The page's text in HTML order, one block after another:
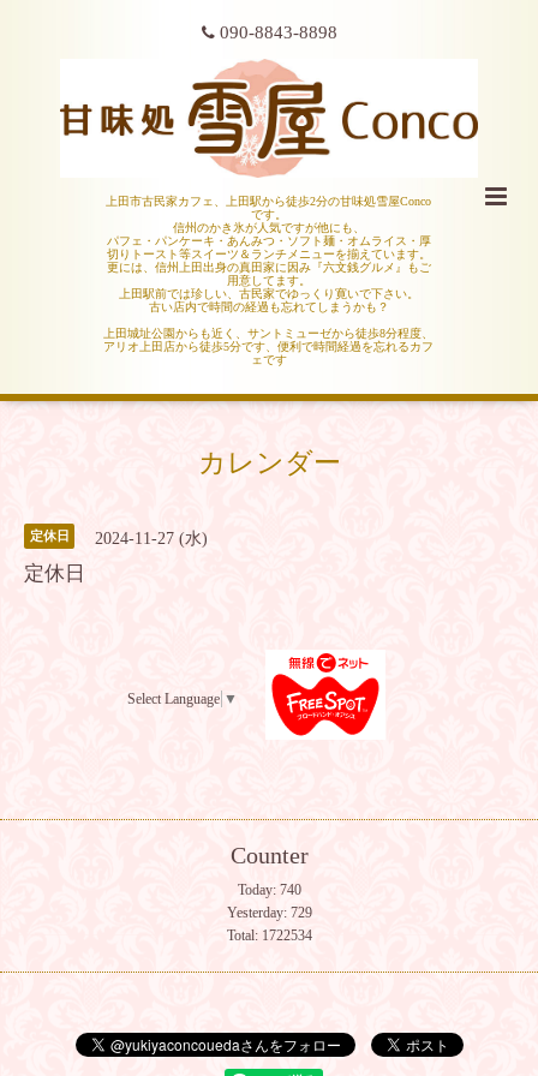
090-8843-8898
上田市古民家カフェ、上田駅から徒歩2分の甘味処雪屋Conco
です。
信州のかき氷が人気ですが他にも、
パフェ・パンケーキ・あんみつ・ソフト麺・オムライス・厚
切りトースト等スイーツ＆ランチメニューを揃えています。
更には、信州上田出身の真田家に因み『六文銭グルメ』もご
用意してます。
上田駅前では珍しい、古民家でゆっくり寛いで下さい。
古い店内で時間の経過も忘れてしまうかも？
上田城址公園からも近く、サントミューゼから徒歩8分程度、
アリオ上田店から徒歩5分です、便利で時間経過を忘れるカフ
ェです
カレンダー
定休日 2024-11-27 (水)
定休日
Select Language ▼
Counter
Today: 740
Yesterday: 729
Total: 1722534